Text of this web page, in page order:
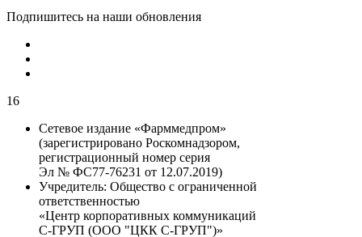
Подпишитесь на наши обновления
16
Сетевое издание «Фарммедпром»
(зарегистрировано Роскомнадзором,
регистрационный номер серия
Эл № ФС77-76231 от 12.07.2019)
Учредитель: Общество с ограниченной
ответственностью
«Центр корпоративных коммуникаций
С-ГРУП (ООО "ЦКК С-ГРУП")»